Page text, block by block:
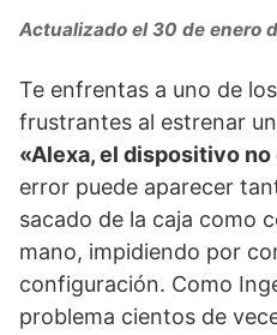
Actualizado el 30 de enero
Te enfrentas a uno de
frustrantes al estrenar
«Alexa, el dispositivo
error puede aparecer
sacado de la caja como
mano, impidiendo por
configuración. Como
problema cientos de